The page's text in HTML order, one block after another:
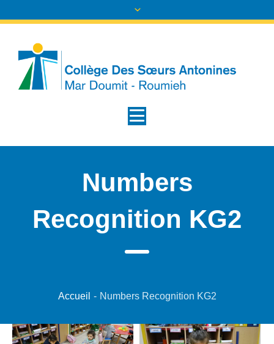
Numbers
Recognition KG2
Accueil - Numbers Recognition KG2